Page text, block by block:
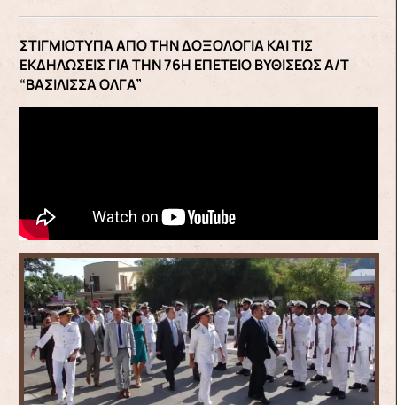
ΣΤΙΓΜΙΟΤΥΠΑ ΑΠΟ ΤΗΝ ΔΟΞΟΛΟΓΙΑ ΚΑΙ ΤΙΣ
ΕΚΔΗΛΩΣΕΙΣ ΓΙΑ ΤΗΝ 76Η ΕΠΕΤΕΙΟ ΒΥΘΙΣΕΩΣ Α/Τ
“ΒΑΣΙΛΙΣΣΑ ΟΛΓΑ”